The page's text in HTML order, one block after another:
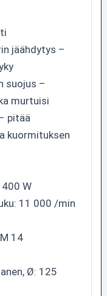
jäähdytys –
suojus –
murtuisi
pitää
kuormituksen
W
11 000 /min
14
Ø: 125